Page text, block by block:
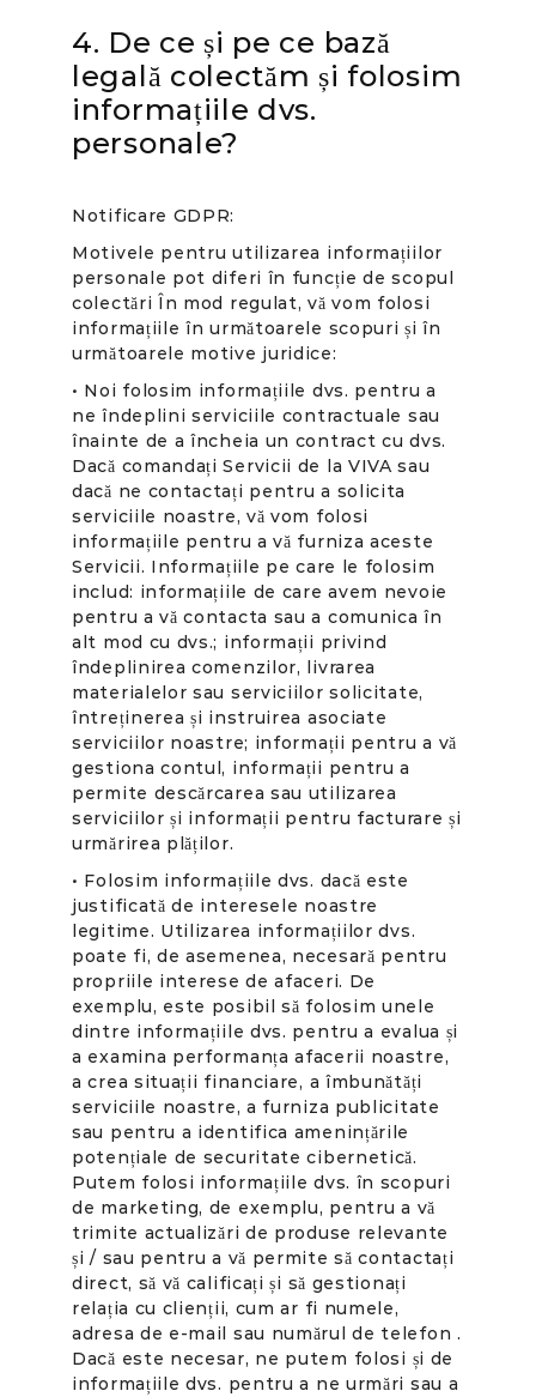
4. De ce și pe ce bază
legală colectăm și folosim
informațiile dvs.
personale?
Notificare GDPR:
Motivele pentru utilizarea informațiilor
personale pot diferi în funcție de scopul
colectări În mod regulat, vă vom folosi
informațiile în următoarele scopuri și în
următoarele motive juridice:
• Noi folosim informațiile dvs. pentru a
ne îndeplini serviciile contractuale sau
înainte de a încheia un contract cu dvs.
Dacă comandați Servicii de la VIVA sau
dacă ne contactați pentru a solicita
serviciile noastre, vă vom folosi
informațiile pentru a vă furniza aceste
Servicii. Informațiile pe care le folosim
includ: informațiile de care avem nevoie
pentru a vă contacta sau a comunica în
alt mod cu dvs.; informații privind
îndeplinirea comenzilor, livrarea
materialelor sau serviciilor solicitate,
întreținerea și instruirea asociate
serviciilor noastre; informații pentru a vă
gestiona contul, informații pentru a
permite descărcarea sau utilizarea
serviciilor și informații pentru facturare și
urmărirea plăților.
• Folosim informațiile dvs. dacă este
justificată de interesele noastre
legitime. Utilizarea informațiilor dvs.
poate fi, de asemenea, necesară pentru
propriile interese de afaceri. De
exemplu, este posibil să folosim unele
dintre informațiile dvs. pentru a evalua și
a examina performanța afacerii noastre,
a crea situații financiare, a îmbunătăți
serviciile noastre, a furniza publicitate
sau pentru a identifica amenințările
potențiale de securitate cibernetică.
Putem folosi informațiile dvs. în scopuri
de marketing, de exemplu, pentru a vă
trimite actualizări de produse relevante
și / sau pentru a vă permite să contactați
direct, să vă calificați și să gestionați
relația cu clienții, cum ar fi numele,
adresa de e-mail sau numărul de telefon .
Dacă este necesar, ne putem folosi și de
informațiile dvs. pentru a ne urmări sau a